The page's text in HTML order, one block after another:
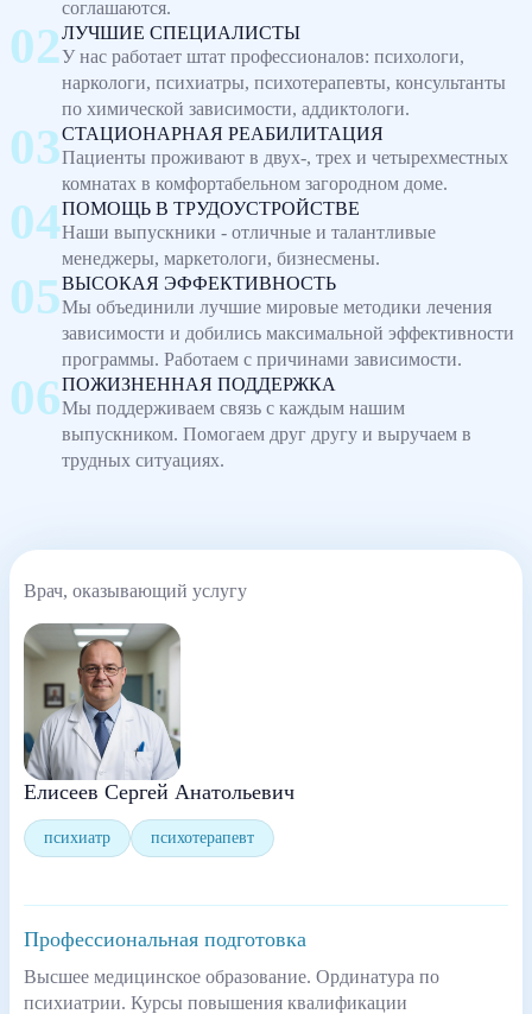
соглашаются.
ЛУЧШИЕ СПЕЦИАЛИСТЫ
У нас работает штат профессионалов: психологи,
наркологи, психиатры, психотерапевты, консультанты
по химической зависимости, аддиктологи.
СТАЦИОНАРНАЯ РЕАБИЛИТАЦИЯ
Пациенты проживают в двух-, трех и четырехместных
комнатах в комфортабельном загородном доме.
ПОМОЩЬ В ТРУДОУСТРОЙСТВЕ
Наши выпускники - отличные и талантливые
менеджеры, маркетологи, бизнесмены.
ВЫСОКАЯ ЭФФЕКТИВНОСТЬ
Мы объединили лучшие мировые методики лечения
зависимости и добились максимальной эффективности
программы. Работаем с причинами зависимости.
ПОЖИЗНЕННАЯ ПОДДЕРЖКА
Мы поддерживаем связь с каждым нашим
выпускником. Помогаем друг другу и выручаем в
трудных ситуациях.
Врач, оказывающий услугу
Елисеев Сергей Анатольевич
психиатр психотерапевт
Профессиональная подготовка
Высшее медицинское образование. Ординатура по
психиатрии. Курсы повышения квалификации